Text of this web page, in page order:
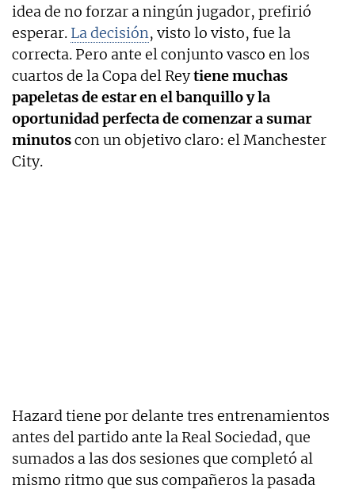
idea de no forzar a ningún jugador, prefirió
esperar. La decisión, visto lo visto, fue la
correcta. Pero ante el conjunto vasco en los
cuartos de la Copa del Reytiene muchas
papeletas de estar en el banquillo y la
oportunidad perfecta de comenzar a sumar
minutoscon un objetivo claro: el Manchester
City.
Hazard tiene por delante tres entrenamientos
antes del partido ante la Real Sociedad, que
sumados a las dos sesiones que completó al
mismo ritmo que sus compañeros la pasada